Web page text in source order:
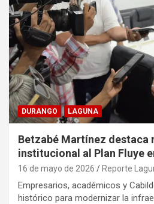
DURANGO LAGUNA
Betzabé Martínez destaca
institucional al Plan Fluye
16 de mayo de 2026 Reporte
Empresarios, académicos y
histórico para modernizar la